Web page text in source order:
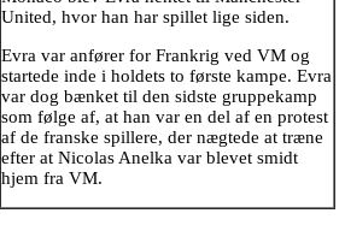
United, hvor han har spillet lige siden.
Evra var anfører for Frankrig ved VM og
startede inde i holdets to første kampe. Evra
var dog bænket til den sidste gruppekamp
som følge af, at han var en del af en protest
af de franske spillere, der nægtede at træne
efter at Nicolas Anelka var blevet smidt
hjem fra VM.